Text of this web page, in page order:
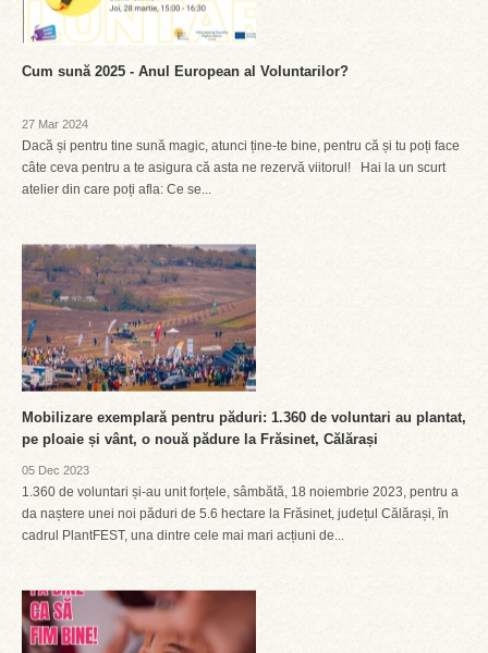
Cum sună 2025 - Anul European al Voluntarilor?
27 Mar 2024
Dacă și pentru tine sună magic, atunci ține-te bine, pentru că și tu poți face
câte ceva pentru a te asigura că asta ne rezervă viitorul! Hai la un scurt
atelier din care poți afla: Ce se...
Mobilizare exemplară pentru păduri: 1.360 de voluntari au plantat,
pe ploaie și vânt, o nouă pădure la Frăsinet, Călărași
05 Dec 2023
1.360 de voluntari și-au unit forțele, sâmbătă, 18 noiembrie 2023, pentru a
da naștere unei noi păduri de 5.6 hectare la Frăsinet, județul Călărași, în
cadrul PlantFEST, una dintre cele mai mari acțiuni de...